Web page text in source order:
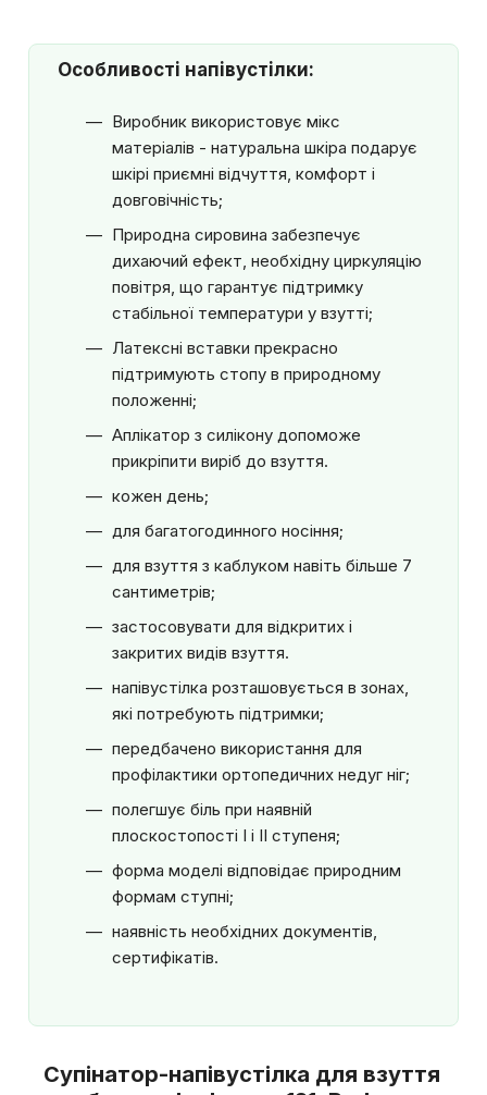
Особливості напівустілки:
Виробник використовує мікс
матеріалів - натуральна шкіра подарує
шкірі приємні відчуття, комфорт і
довговічність;
Природна сировина забезпечує
дихаючий ефект, необхідну циркуляцію
повітря, що гарантує підтримку
стабільної температури у взутті;
Латексні вставки прекрасно
підтримують стопу в природному
положенні;
Аплікатор з силікону допоможе
прикріпити виріб до взуття.
кожен день;
для багатогодинного носіння;
для взуття з каблуком навіть більше 7
сантиметрів;
застосовувати для відкритих і
закритих видів взуття.
напівустілка розташовується в зонах,
які потребують підтримки;
передбачено використання для
профілактики ортопедичних недуг ніг;
полегшує біль при наявній
плоскостопості I і II ступеня;
форма моделі відповідає природним
формам ступні;
наявність необхідних документів,
сертифікатів.
Супінатор-напівустілка для взуття